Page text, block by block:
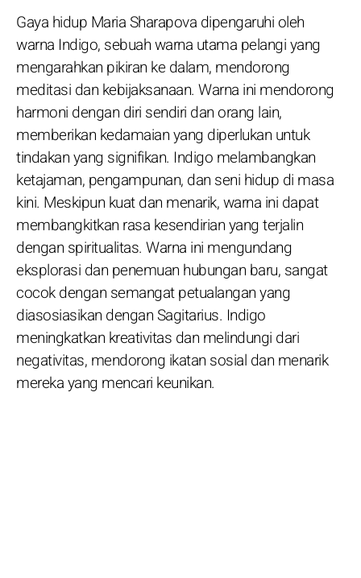
Gaya hidup Maria Sharapova dipengaruhi oleh
warna Indigo, sebuah warna utama pelangi yang
mengarahkan pikiran ke dalam, mendorong
meditasi dan kebijaksanaan. Warna ini mendorong
harmoni dengan diri sendiri dan orang lain,
memberikan kedamaian yang diperlukan untuk
tindakan yang signifikan. Indigo melambangkan
ketajaman, pengampunan, dan seni hidup di masa
kini. Meskipun kuat dan menarik, warna ini dapat
membangkitkan rasa kesendirian yang terjalin
dengan spiritualitas. Warna ini mengundang
eksplorasi dan penemuan hubungan baru, sangat
cocok dengan semangat petualangan yang
diasosiasikan dengan Sagitarius. Indigo
meningkatkan kreativitas dan melindungi dari
negativitas, mendorong ikatan sosial dan menarik
mereka yang mencari keunikan.